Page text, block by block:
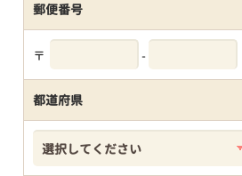
郵便番号
〒 -
都道府県